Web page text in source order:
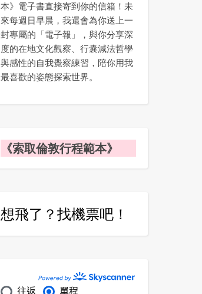
本》電子書直接寄到你的信箱！未
來每週日早晨，我還會為你送上一
封專屬的「電子報」，與你分享深
度的在地文化觀察、行囊減法哲學
與感性的自我覺察練習，陪你用我
最喜歡的姿態探索世界。
《索取倫敦行程範本》
想飛了？找機票吧！